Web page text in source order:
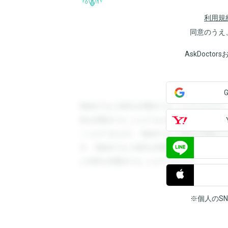
利用規
同意のうえ
AskDoctors
登録すると回答を閲覧することができま
答を閲覧することができます。登録する
ことができます。登録すると回答を閲覧
す。登録すると回答を閲覧することがで
と回答を閲覧することができます。
※個人の